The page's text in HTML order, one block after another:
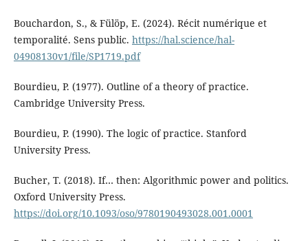
Bouchardon, S., & Fülöp, E. (2024). Récit numérique et
temporalité. Sens public. https://hal.science/hal-
04908130v1/file/SP1719.pdf
Bourdieu, P. (1977). Outline of a theory of practice.
Cambridge University Press.
Bourdieu, P. (1990). The logic of practice. Stanford
University Press.
Bucher, T. (2018). If… then: Algorithmic power and politics.
Oxford University Press.
https://doi.org/10.1093/oso/9780190493028.001.0001